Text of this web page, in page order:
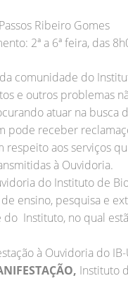
Ribeiro Gomes
2ª a 6ª feira, das
comunidade do
e outros problemas
atuar na busca
pode receber
respeito aos serviços
à Ouvidoria.
do Instituto de
ensino, pesquisa e
do Instituto, no qual
à Ouvidoria do
Instituto